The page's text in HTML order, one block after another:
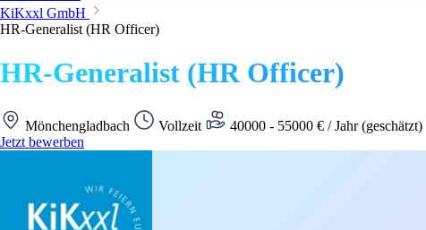
KiKxxl GmbH
HR-Generalist (HR Officer)
HR-Generalist (HR Officer)
Mönchengladbach Vollzeit 40000 - 55000 € / Jahr (geschätzt)
Jetzt bewerben